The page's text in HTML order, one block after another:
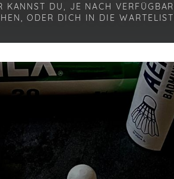
KANNST DU, JE NACH
ODER DICH IN DIE
about me here...